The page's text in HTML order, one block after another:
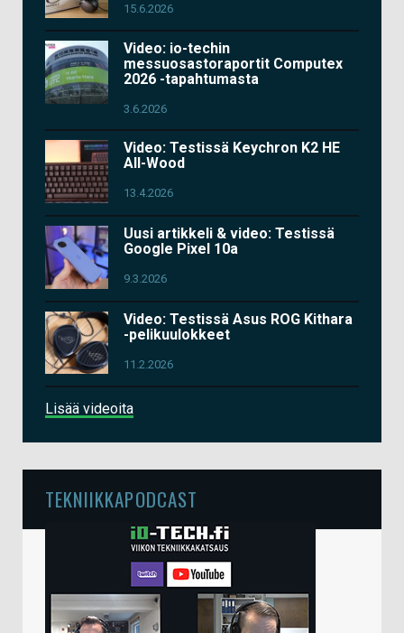
15.6.2026
Video: io-techin
messuosastoraportit Computex
2026 -tapahtumasta
3.6.2026
Video: Testissä Keychron K2 HE
All-Wood
13.4.2026
Uusi artikkeli & video: Testissä
Google Pixel 10a
9.3.2026
Video: Testissä Asus ROG Kithara
-pelikuulokkeet
11.2.2026
Lisää videoita
TEKNIIKKAPODCAST